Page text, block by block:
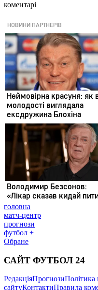
коментарі
головна
матч-центр
прогнози
футбол +
Обране
САЙТ ФУТБОЛ 24
РедакціяПрогнозиПолітика
сайтуКонтактиПравила